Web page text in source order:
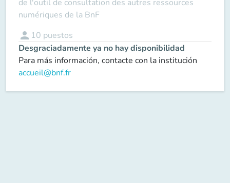
de l'outil de consultation des autres ressources
numériques de la BnF
person 10 puestos
Desgraciadamente ya no hay disponibilidad
Para más información, contacte con la institución
accueil@bnf.fr